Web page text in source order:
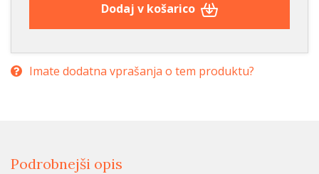
Dodaj v košarico
Imate dodatna vprašanja o tem produktu?
Podrobnejši opis